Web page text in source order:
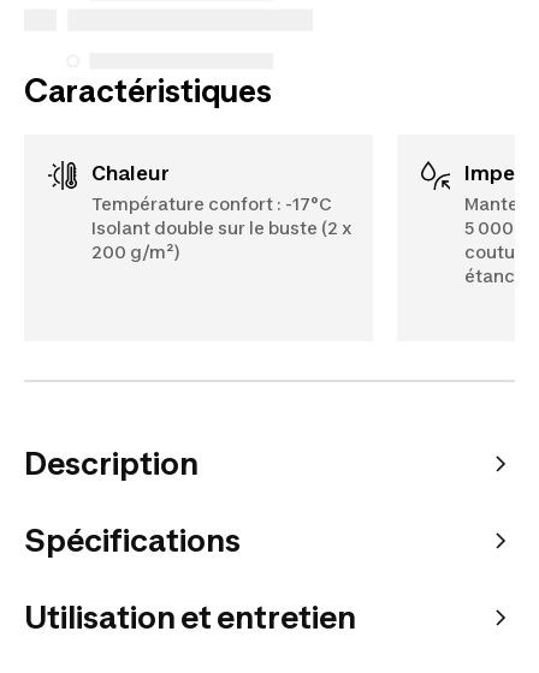
Caractéristiques
Chaleur
Température confort : -17°C
Isolant double sur le buste (2 x
200 g/m²)
5 000
Description
Spécifications
Utilisation et entretien